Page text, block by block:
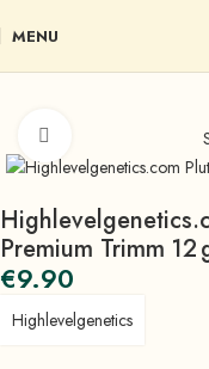
MENU
Premium Trimm 12
€9.90
Highlevelgenetics